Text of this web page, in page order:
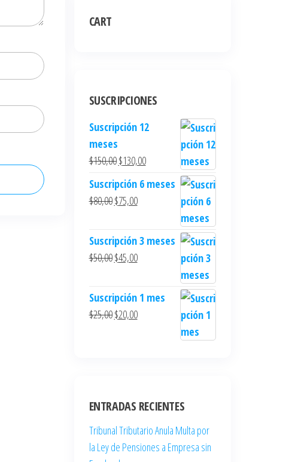
CART
SUSCRIPCIONES
Suscripción 12
meses
$150,00$130,00
Suscripción 6 meses
$80,00$75,00
Suscripción 3 meses
$50,00$45,00
Suscripción 1 mes
$25,00$20,00
ENTRADAS RECIENTES
Tribunal Tributario Anula Multa por
la Ley de Pensiones a Empresa sin